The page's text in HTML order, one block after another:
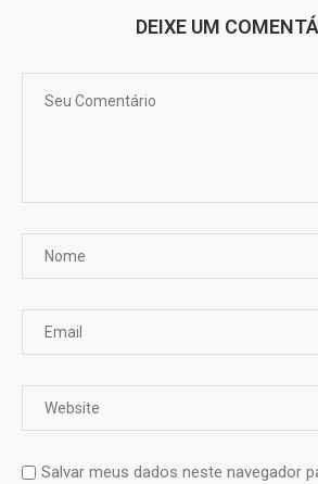
DEIXE UM
Salvar meus dados neste navegador